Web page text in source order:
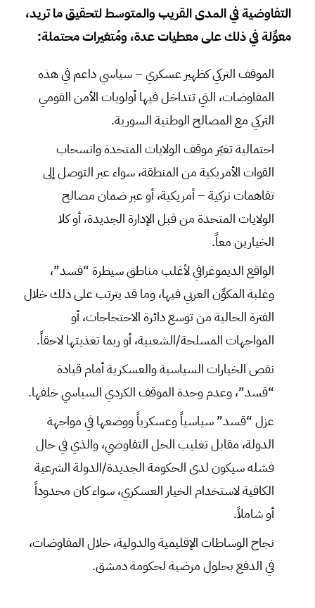
التفاوضية في المدى القريب والمتوسط لتحقيق ما تريد،
معوِّلة في ذلك على معطيات عدة، ومُتغيرات محتملة:
الموقف التركي كظهير عسكري – سياسي داعم في هذه
المفاوضات، التي تتداخل فيها أولويات الأمن القومي
التركي مع المصالح الوطنية السورية.
احتمالية تغيّر موقف الولايات المتحدة وانسحاب
القوات الأمريكية من المنطقة، سواء عبر التوصل إلى
تفاهمات تركية – أمريكية، أو عبر ضمان مصالح
الولايات المتحدة من قبل الإدارة الجديدة، أو كلا
الخيارين معاً.
الواقع الديموغرافي لأغلب مناطق سيطرة “قسد”،
وغلبة المكوِّن العربي فيها، وما قد يترتب على ذلك خلال
الفترة الحالية من توسع دائرة الاحتجاجات، أو
المواجهات المسلحة/الشعبية، أو ربما تغذيتها لاحقاً.
نقص الخيارات السياسية والعسكرية أمام قيادة
“قسد”، وعدم وحدة الموقف الكردي السياسي خلفها.
عزل “قسد” سياسياً وعسكرياً ووضعها في مواجهة
الدولة، مقابل تغليب الحل التفاوضي، والذي في حال
فشله سيكون لدى الحكومة الجديدة/الدولة الشرعية
الكافية لاستخدام الخيار العسكري، سواء كان محدوداً
أو شاملاً.
نجاح الوساطات الإقليمية والدولية، خلال المفاوضات،
في الدفع بحلول مرضية لحكومة دمشق.